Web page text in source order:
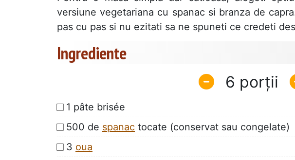
versiune vegetariana cu spanac si branza de
pas cu pas si nu ezitati sa ne spuneti ce credeti
Ingrediente
6
1 pâte brisée
500 de spanac tocate (conservat sau congelate)
3 oua